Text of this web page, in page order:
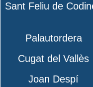
Sant Feliu de
Palautordera
Cugat del Vallès
Joan Despí